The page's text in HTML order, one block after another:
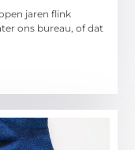
jaren flink
ons bureau, of dat